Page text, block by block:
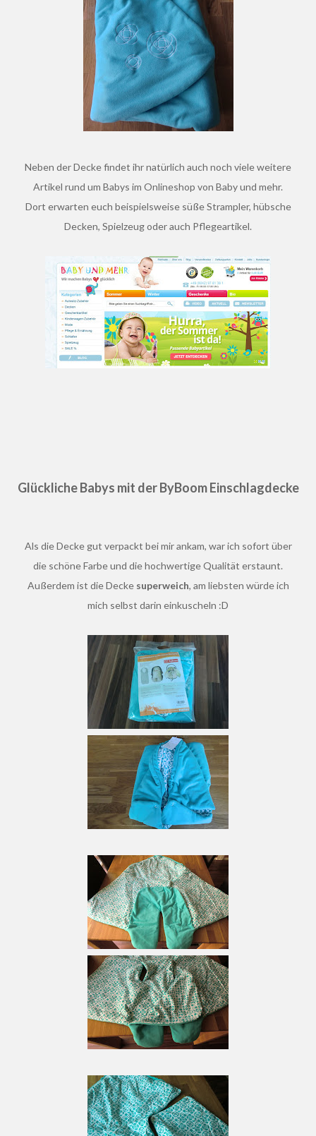
Neben der Decke findet ihr natürlich auch noch viele weitere
Artikel rund um Babys im Onlineshop von Baby und mehr.
Dort erwarten euch beispielsweise süße Strampler, hübsche
Decken, Spielzeug oder auch Pflegeartikel.
Glückliche Babys mit der ByBoom Einschlagdecke
Als die Decke gut verpackt bei mir ankam, war ich sofort über
die schöne Farbe und die hochwertige Qualität erstaunt.
Außerdem ist die Deckesuperweich, am liebsten würde ich
mich selbst darin einkuscheln :D